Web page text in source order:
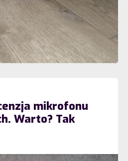
mikrofonu
Warto? Tak